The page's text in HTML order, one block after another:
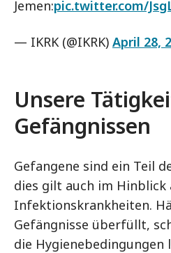
Jemen:pic.twitter.com/
— IKRK (@IKRK) April 28,
Unsere
Gefängnissen
Gefangene sind ein Teil
dies gilt auch im Hinblick
Infektionskrankheiten.
Gefängnisse überfüllt,
die Hygienebedingungen